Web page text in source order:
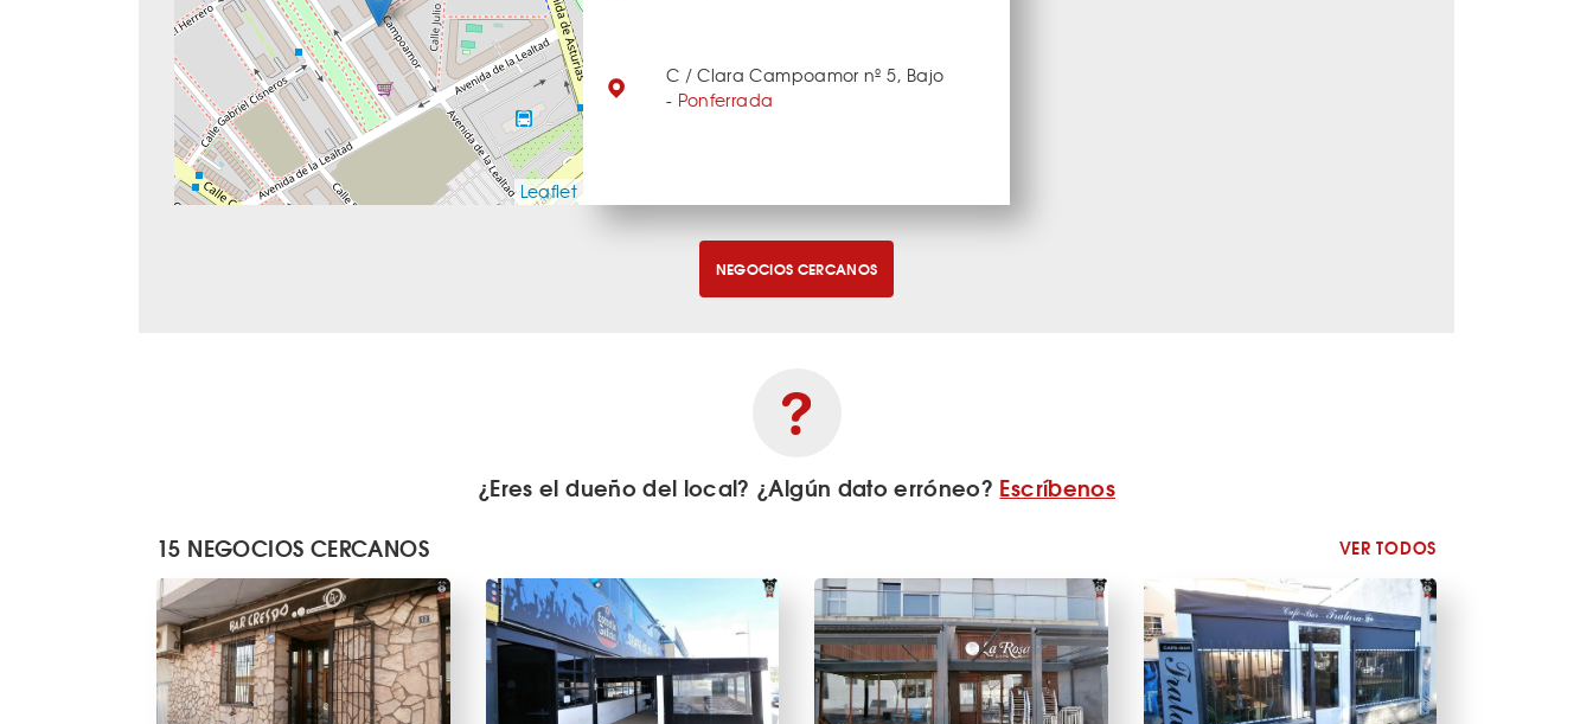
Leaflet
C / Clara Campoamor nº 5, Bajo
- Ponferrada
NEGOCIOS CERCANOS
¿Eres el dueño del local? ¿Algún dato erróneo? Escríbenos
15 NEGOCIOS CERCANOS
VER TODOS